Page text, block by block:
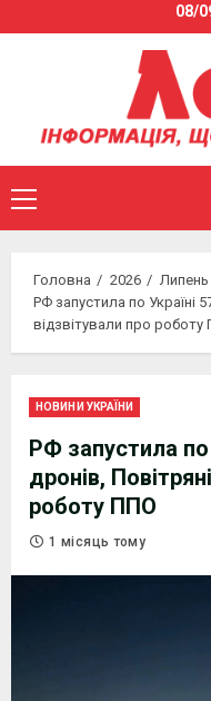
to
08/
Primary
Menu
Головна 2026 Липень
РФ запустила по Україні
відзвітували про роботу
НОВИНИ УКРАЇНИ
РФ запустила по
дронів,
роботу ППО
1 місяць тому